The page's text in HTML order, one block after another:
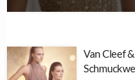
Van Cleef